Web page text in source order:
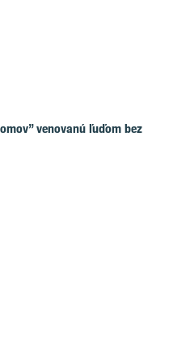
venovanú ľuďom bez